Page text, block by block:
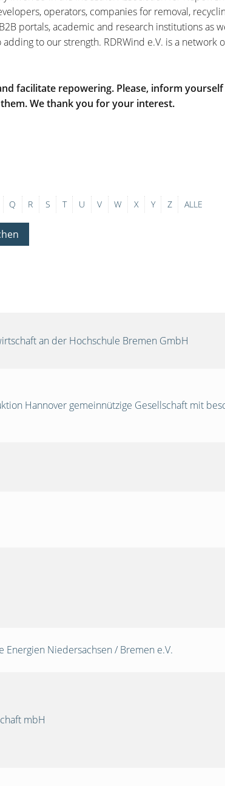
operators, companies for removal,
portals, academic and research institutions as
to our strength. RDRWind e.V. is a network
facilitate repowering. Please, inform
We thank you for your interest.
Q R S T U V W X Y Z ALLE
an der Hochschule Bremen GmbH
Hannover gemeinnützige Gesellschaft mit
Energien Niedersachsen / Bremen e.V.
mbH